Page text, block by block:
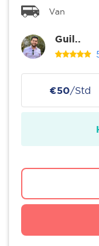
Van
Guil..
€50/Std